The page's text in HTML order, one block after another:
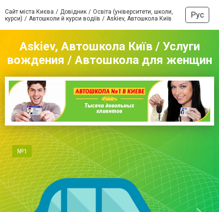
Сайт міста Києва Довідник
Освіта (університети, школи,
курси)
Автошколи й курси водіїв Askiev, Автошкола Київ Рус
Askiev, Автошкола Київ / Услуги
вождения / Автошкола для женщин
№1